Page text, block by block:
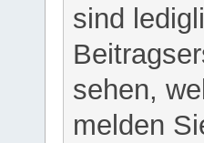
sind
sehen,
melden